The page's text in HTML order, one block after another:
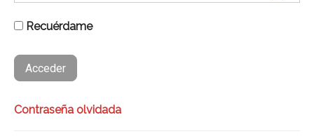
Recuérdame
Contraseña olvidada